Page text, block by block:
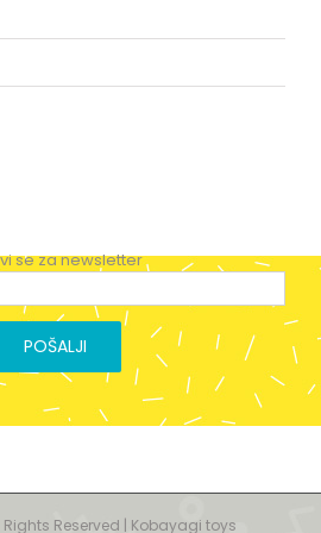
se za newsletter
Rights Reserved | Kobayagi toys